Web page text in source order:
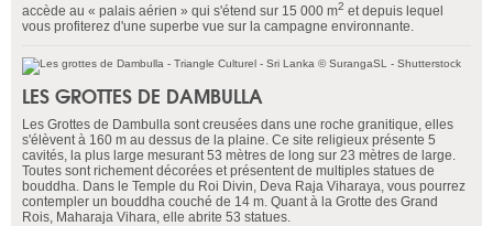
accède au « palais aérien » qui s'étend sur 15 000 m2 et depuis lequel
vous profiterez d'une superbe vue sur la campagne environnante.
LES GROTTES DE DAMBULLA
Les Grottes de Dambulla sont creusées dans une roche granitique, elles
s'élèvent à 160 m au dessus de la plaine. Ce site religieux présente 5
cavités, la plus large mesurant 53 mètres de long sur 23 mètres de large.
Toutes sont richement décorées et présentent de multiples statues de
bouddha. Dans le Temple du Roi Divin, Deva Raja Viharaya, vous pourrez
contempler un bouddha couché de 14 m. Quant à la Grotte des Grand
Rois, Maharaja Vihara, elle abrite 53 statues.